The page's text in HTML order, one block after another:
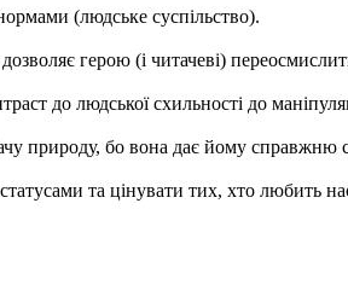
(людське суспільство).
герою (і читачеві)
до людської схильності до
природу, бо вона дає йому справжню
та цінувати тих, хто любить